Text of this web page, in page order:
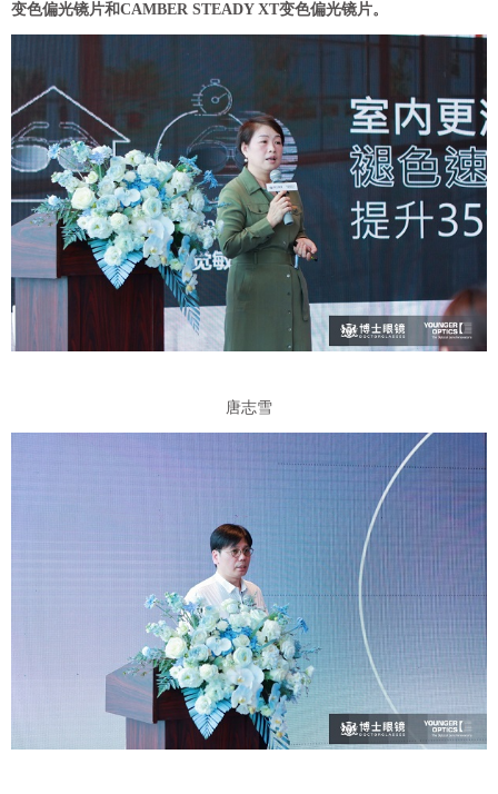
变色偏光镜片和CAMBER STEADY XT变色偏光镜片。
唐志雪